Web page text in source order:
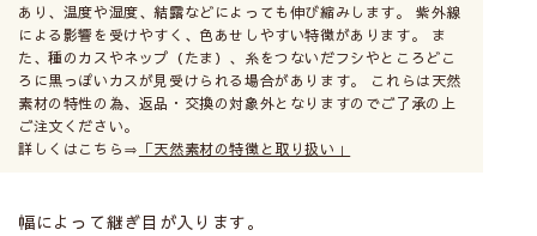
あり、温度や湿度、結露などによっても伸び縮みします。 紫外線
による影響を受けやすく、色あせしやすい特徴があります。 ま
た、種のカスやネップ（たま）、糸をつないだフシやところどこ
ろに黒っぽいカスが見受けられる場合があります。 これらは天然
素材の特性の為、返品・交換の対象外となりますのでご了承の上
ご注文ください。
詳しくはこちら⇒ 「天然素材の特徴と取り扱い」
幅によって継ぎ目が入ります。